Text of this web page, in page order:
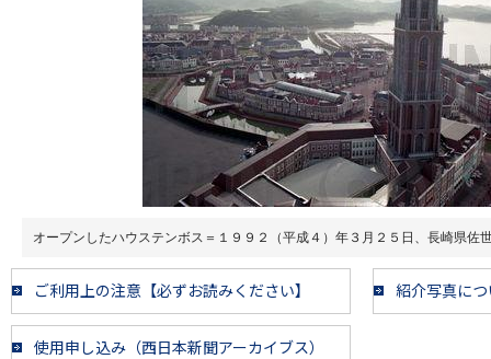
オープンしたハウステンボス＝１９９２（平成４）年３月２５日、長崎県佐
ご利用上の注意【必ずお読みください】 紹介写真に
使用申し込み（西日本新聞アーカイブス）